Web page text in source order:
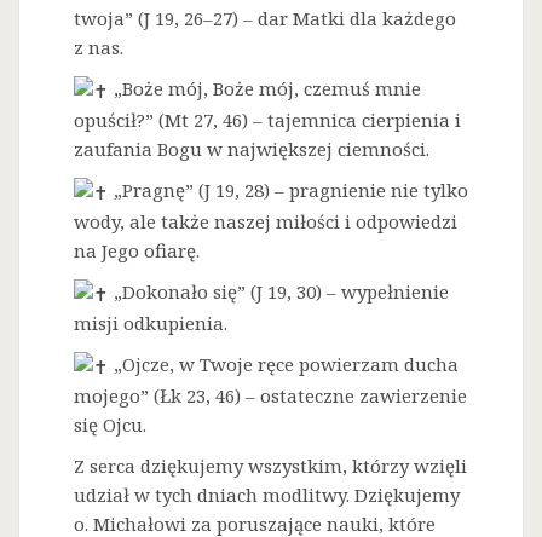
twoja” (J 19, 26–27) – dar Matki dla każdego
z nas.
„Boże mój, Boże mój, czemuś mnie
opuścił?” (Mt 27, 46) – tajemnica cierpienia i
zaufania Bogu w największej ciemności.
„Pragnę” (J 19, 28) – pragnienie nie tylko
wody, ale także naszej miłości i odpowiedzi
na Jego ofiarę.
„Dokonało się” (J 19, 30) – wypełnienie
misji odkupienia.
„Ojcze, w Twoje ręce powierzam ducha
mojego” (Łk 23, 46) – ostateczne zawierzenie
się Ojcu.
Z serca dziękujemy wszystkim, którzy wzięli
udział w tych dniach modlitwy. Dziękujemy
o. Michałowi za poruszające nauki, które